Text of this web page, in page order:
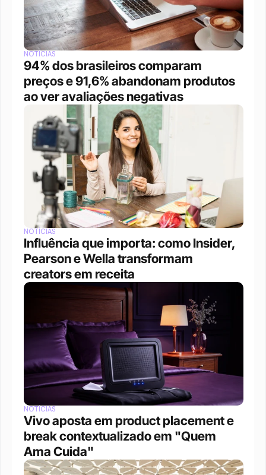
NOTÍCIAS
94% dos brasileiros comparam
preços e 91,6% abandonam produtos
ao ver avaliações negativas
NOTÍCIAS
Influência que importa: como Insider,
Pearson e Wella transformam
creators em receita
NOTÍCIAS
Vivo aposta em product placement e
break contextualizado em "Quem
Ama Cuida"